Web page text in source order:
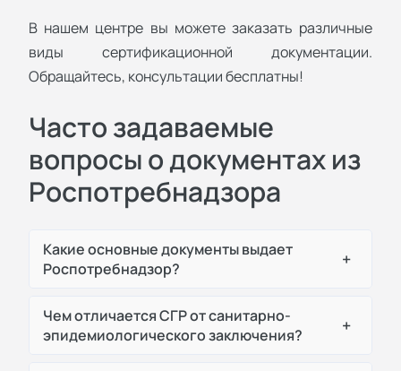
В нашем центре вы можете заказать различные
виды сертификационной документации.
Обращайтесь, консультации бесплатны!
Часто задаваемые
вопросы о документах из
Роспотребнадзора
Какие основные документы выдает
Роспотребнадзор?
+
Чем отличается СГР от санитарно-
эпидемиологического заключения?
+